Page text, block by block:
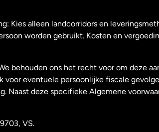
Kies alleen landcorridors en
worden gebruikt. Kosten en
behouden ons het recht voor om deze
voor eventuele persoonlijke fiscale
Naast deze specifieke Algemene
VS.